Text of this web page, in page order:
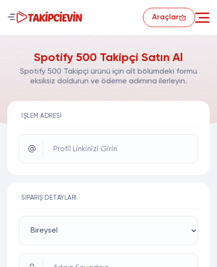
Araçlar
Spotify 500 Takipçi Satın Al
Spotify 500 Takipçi ürünü için alt bölümdeki formu
eksiksiz doldurun ve ödeme adımına ilerleyin.
İŞLEM ADRESI
Profil Linkinizi Girin
SIPARIŞ DETAYLARI